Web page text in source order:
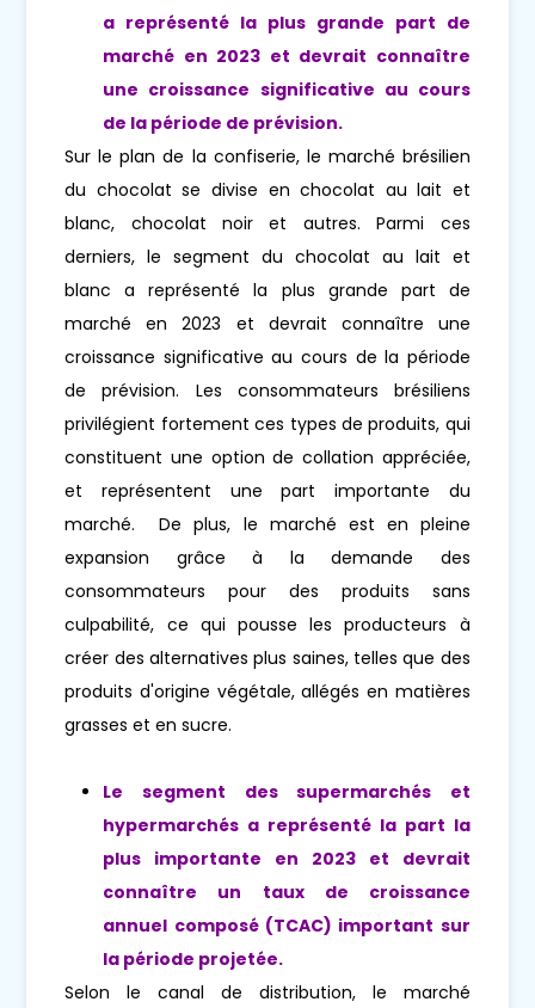
a représenté la plus grande part de
marché en 2023 et devrait connaître
une croissance significative au cours
de la période de prévision.
Sur le plan de la confiserie, le marché brésilien
du chocolat se divise en chocolat au lait et
blanc, chocolat noir et autres. Parmi ces
derniers, le segment du chocolat au lait et
blanc a représenté la plus grande part de
marché en 2023 et devrait connaître une
croissance significative au cours de la période
de prévision. Les consommateurs brésiliens
privilégient fortement ces types de produits, qui
constituent une option de collation appréciée,
et représentent une part importante du
marché. De plus, le marché est en pleine
expansion grâce à la demande des
consommateurs pour des produits sans
culpabilité, ce qui pousse les producteurs à
créer des alternatives plus saines, telles que des
produits d'origine végétale, allégés en matières
grasses et en sucre.
Le segment des supermarchés et
hypermarchés a représenté la part la
plus importante en 2023 et devrait
connaître un taux de croissance
annuel composé (TCAC) important sur
la période projetée.
Selon le canal de distribution, le marché